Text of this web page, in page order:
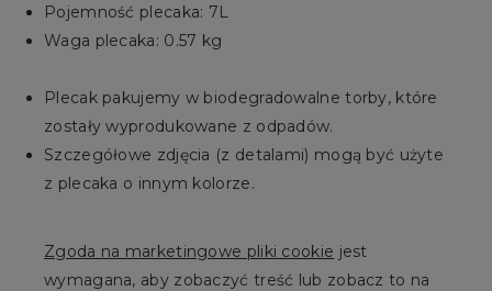
Pojemność plecaka: 7L
Waga plecaka: 0.57 kg
Plecak pakujemy w biodegradowalne torby, które
zostały wyprodukowane z odpadów.
Szczegółowe zdjęcia (z detalami) mogą być użyte
z plecaka o innym kolorze.
Zgoda na marketingowe pliki cookie jest
wymagana, aby zobaczyć treść lub zobacz to na